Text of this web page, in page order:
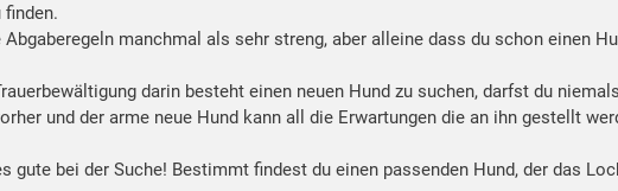
finden.
manchmal als sehr streng, aber alleine dass du schon einen
darin besteht einen neuen Hund zu suchen, darfst du
und der arme neue Hund kann all die Erwartungen die an ihn gestellt
gute bei der Suche! Bestimmt findest du einen passenden Hund, der das